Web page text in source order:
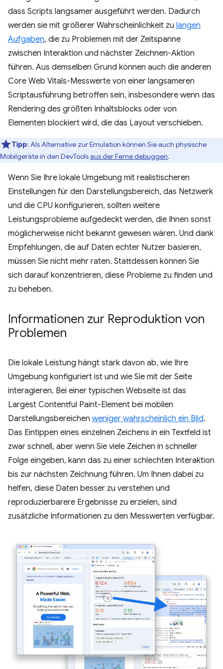
dass Scripts langsamer ausgeführt werden. Dadurch
werden sie mit größerer Wahrscheinlichkeit zu langen
Aufgaben, die zu Problemen mit der Zeitspanne
zwischen Interaktion und nächster Zeichnen-Aktion
führen. Aus demselben Grund können auch die anderen
Core Web Vitals-Messwerte von einer langsameren
Scriptausführung betroffen sein, insbesondere wenn das
Rendering des größten Inhaltsblocks oder von
Elementen blockiert wird, die das Layout verschieben.
Tipp: Als Alternative zur Emulation können Sie auch physische
Mobilgeräte in den DevToolsaus der Ferne debuggen.
Wenn Sie Ihre lokale Umgebung mit realistischeren
Einstellungen für den Darstellungsbereich, das Netzwerk
und die CPU konfigurieren, sollten weitere
Leistungsprobleme aufgedeckt werden, die Ihnen sonst
möglicherweise nicht bekannt gewesen wären. Und dank
Empfehlungen, die auf Daten echter Nutzer basieren,
müssen Sie nicht mehr raten. Stattdessen können Sie
sich darauf konzentrieren, diese Probleme zu finden und
zu beheben.
Informationen zur Reproduktion von
Problemen
Die lokale Leistung hängt stark davon ab, wie Ihre
Umgebung konfiguriert ist und wie Sie mit der Seite
interagieren. Bei einer typischen Webseite ist das
Largest Contentful Paint-Element bei mobilen
Darstellungsbereichen weniger wahrscheinlich ein Bild.
Das Eintippen eines einzelnen Zeichens in ein Textfeld ist
zwar schnell, aber wenn Sie viele Zeichen in schneller
Folge eingeben, kann das zu einer schlechten Interaktion
bis zur nächsten Zeichnung führen. Um Ihnen dabei zu
helfen, diese Daten besser zu verstehen und
reproduzierbarere Ergebnisse zu erzielen, sind
zusätzliche Informationen zu den Messwerten verfügbar.